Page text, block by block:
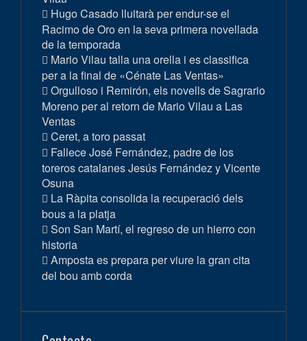
Hugo Casado lluitarà per endur-se el
Racimo de Oro en la seva primera novellada
de la temporada
Mario Vilau talla una orella i es classifica
per a la final de «Cénate Las Ventas»
Orgulloso i Remirón, els novells de Sagrario
Moreno per al retorn de Mario Vilau a Las
Ventas
Ceret, a toro passat
Fallece José Fernández, padre de los
toreros catalanes Jesús Fernández y Vicente
Osuna
La Ràpita consolida la recuperació dels
bous a la platja
Son San Martí, el regreso de un hierro con
historia
Amposta es prepara per viure la gran cita
del bou amb corda